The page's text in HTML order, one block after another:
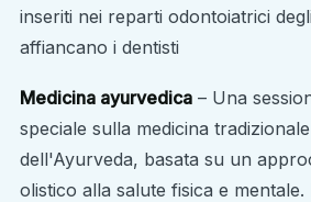
inseriti nei reparti odontoiatrici
affiancano i dentisti
Medicina ayurvedica – Una
speciale sulla medicina
dell'Ayurveda, basata su un
olistico alla salute fisica e mentale.